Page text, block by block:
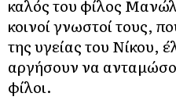
καλός του φίλος
κοινοί γνωστοί τους,
της υγείας του Νίκου,
αργήσουν να
φίλοι.